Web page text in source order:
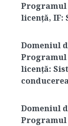
Programul
licență, IF:
Domeniul
Programul
licență:
Domeniul
Programul